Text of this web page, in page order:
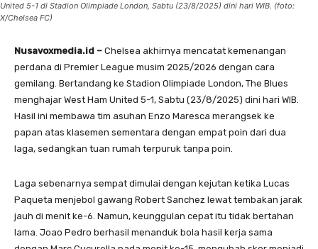
United 5-1 di Stadion Olimpiade London, Sabtu (23/8/2025) dini hari WIB. (foto:
X/Chelsea FC)
Nusavoxmedia.id – Chelsea akhirnya mencatat kemenangan
perdana di Premier League musim 2025/2026 dengan cara
gemilang. Bertandang ke Stadion Olimpiade London, The Blues
menghajar West Ham United 5-1, Sabtu (23/8/2025) dini hari WIB.
Hasil ini membawa tim asuhan Enzo Maresca merangsek ke
papan atas klasemen sementara dengan empat poin dari dua
laga, sedangkan tuan rumah terpuruk tanpa poin.
Laga sebenarnya sempat dimulai dengan kejutan ketika Lucas
Paqueta menjebol gawang Robert Sanchez lewat tembakan jarak
jauh di menit ke-6. Namun, keunggulan cepat itu tidak bertahan
lama. Joao Pedro berhasil menanduk bola hasil kerja sama